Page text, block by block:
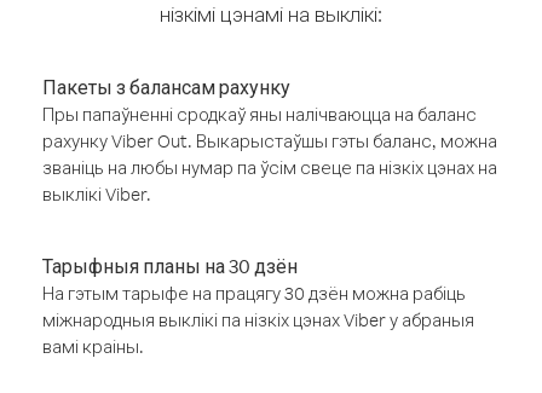
нізкімі цэнамі на выклікі:
Пакеты з балансам рахунку
Пры папаўненні сродкаў яны налічваюцца на баланс
рахунку Viber Out. Выкарыстаўшы гэты баланс, можна
званіць на любы нумар па ўсім свеце па нізкіх цэнах на
выклікі Viber.
Тарыфныя планы на 30 дзён
На гэтым тарыфе на працягу 30 дзён можна рабіць
міжнародныя выклікі па нізкіх цэнах Viber у абраныя
вамі краіны.